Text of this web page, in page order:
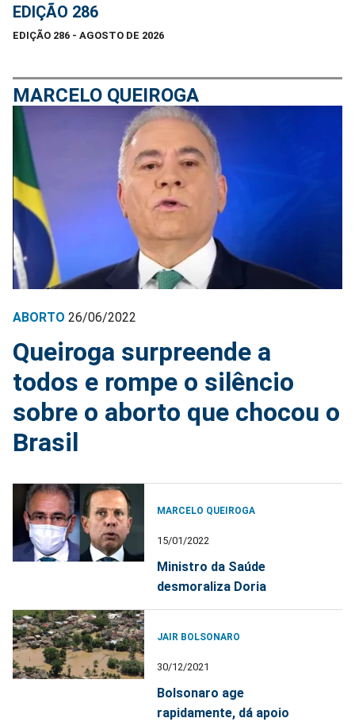
EDIÇÃO 286
EDIÇÃO 286 - AGOSTO DE 2026
MARCELO QUEIROGA
ABORTO 26/06/2022
Queiroga surpreende a
todos e rompe o silêncio
sobre o aborto que chocou o
Brasil
MARCELO QUEIROGA
15/01/2022
Ministro da Saúde
desmoraliza Doria
JAIR BOLSONARO
30/12/2021
Bolsonaro age
rapidamente, dá apoio